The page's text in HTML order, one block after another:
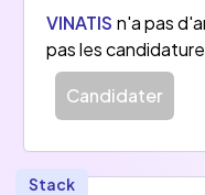
chaque année
commerce.
VINATIS n'a pas
pas les
Candidater
Stack